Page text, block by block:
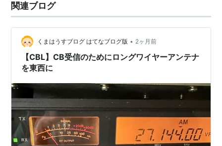
関連ブログ
くまはうすブログ はてなブログ版 • 2ヶ月前
【CBL】CB受信のためにロングワイヤーアンテナ
を東西に